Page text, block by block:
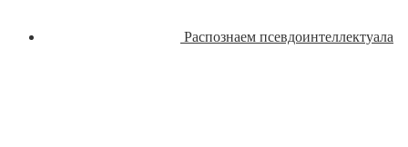
Распознаем псевдоинтеллектуала